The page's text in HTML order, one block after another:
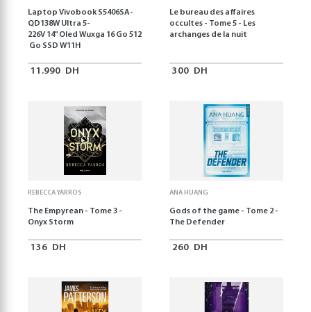
Laptop Vivobook S5406SA-
QD138W Ultra 5-
226V 14" Oled Wuxga 16 Go 512
Go SSD W11H
11.990 DH
Le bureau des affaires
occultes - Tome 5 - Les
archanges de la nuit
300 DH
REBECCA YARROS
The Empyrean - Tome 3 -
Onyx Storm
136 DH
ANA HUANG
Gods of the game - Tome 2 -
The Defender
260 DH